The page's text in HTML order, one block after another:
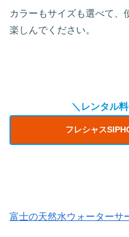
カラーもサイズも選べて、
楽しんでください。
＼レンタル
フレシャス
富士の天然水ウォーターサ